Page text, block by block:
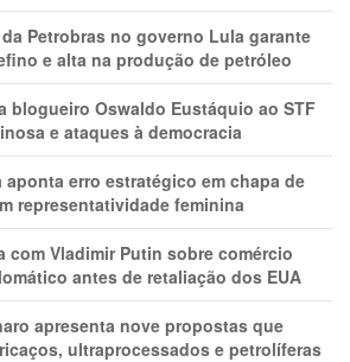
Petrobras no governo Lula garante
e alta na produção de petróleo
blogueiro Oswaldo Eustáquio ao STF
e ataques à democracia
aponta erro estratégico em chapa de
representatividade feminina
com Vladimir Putin sobre comércio
antes de retaliação dos EUA
apresenta nove propostas que
ultraprocessados e petrolíferas